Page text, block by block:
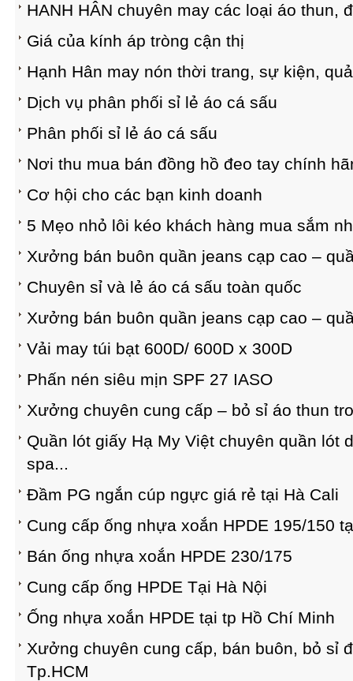
HANH HÂN chuyên may các loại áo thun,
Giá của kính áp tròng cận thị
Hạnh Hân may nón thời trang, sự kiện,
Dịch vụ phân phối sỉ lẻ áo cá sấu
Phân phối sỉ lẻ áo cá sấu
Nơi thu mua bán đồng hồ đeo tay chính
Cơ hội cho các bạn kinh doanh
5 Mẹo nhỏ lôi kéo khách hàng mua sắm
Xưởng bán buôn quần jeans cạp cao –
Chuyên sỉ và lẻ áo cá sấu toàn quốc
Xưởng bán buôn quần jeans cạp cao –
Vải may túi bạt 600D/ 600D x 300D
Phấn nén siêu mịn SPF 27 IASO
Xưởng chuyên cung cấp – bỏ sỉ áo thun
Quần lót giấy Hạ My Việt chuyên quần lót
spa...
Đầm PG ngắn cúp ngực giá rẻ tại Hà Cali
Cung cấp ống nhựa xoắn HPDE 195/150
Bán ống nhựa xoắn HPDE 230/175
Cung cấp ống HPDE Tại Hà Nội
Ống nhựa xoắn HPDE tại tp Hồ Chí Minh
Xưởng chuyên cung cấp, bán buôn, bỏ sỉ
Tp.HCM